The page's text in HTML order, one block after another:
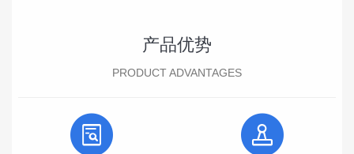
产品优势
PRODUCT ADVANTAGES